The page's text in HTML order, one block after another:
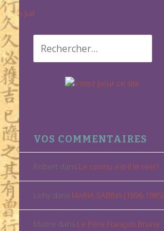
« Juil
Rechercher :
VOS COMMENTAIRES
Robert dans Le connu est-il le réel?
Lehy dans MARIA SABINA (1896-1985)
Maitre dans Le Père François Brune